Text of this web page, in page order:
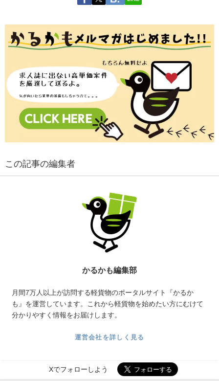
この記事の編集者
かるかも編集部
月間7万人以上が訪問する軽貨物のポータルサイト『かるか
も』を運営しています。これから軽貨物を始めたい方にむけて
分かりやすく情報をお届けします。
運営会社を詳しく見る
Xでフォローしよう